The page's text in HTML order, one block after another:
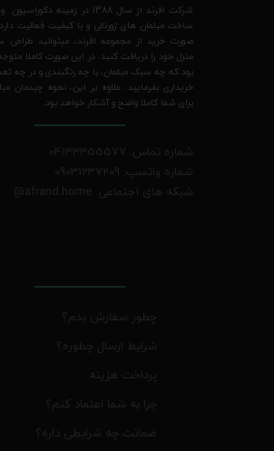
شرکت افرند از سال 1388 در زمینه
ساخت مبلمان های ژورنالی و با کیفیت فعالیت
صورت خرید از مجموعه افرند، میتوانید
منزل خود را دریافت کنید. در این صورت کاملا
بود که چه سبک مبلمان، با چه رنگبندی و در چه
خریداری بفرمایید. علاوه بر این، نحوه چیدمان
برای شما کاملا واضح و آشکار خواهد بود.
شماره تماس: 04133355577
شماره واتسپ: 09031237209
شبکه های اجتماعی: afrand.home
@
چطور سفارش بدم؟
شرایط ارسال چطوره؟
پرداخت هزینه
چرا به شما اعتماد کنم؟
ضمانت چه شرایطی داره؟